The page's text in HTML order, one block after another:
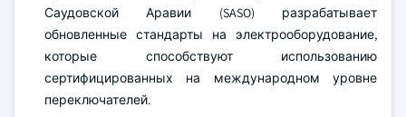
Саудовской Аравии (SASO) разрабатывает
обновленные стандарты на электрооборудование,
которые способствуют использованию
сертифицированных на международном уровне
переключателей.